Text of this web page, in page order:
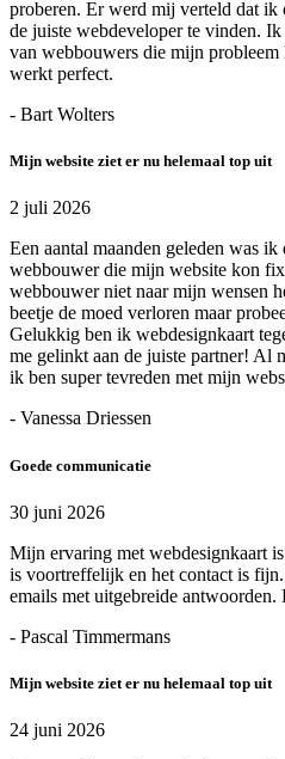
proberen. Er werd mij verteld dat
de juiste webdeveloper te vinden.
van webbouwers die mijn
werkt perfect.
- Bart Wolters
Mijn website ziet er nu helemaal top uit
2 juli 2026
Een aantal maanden geleden was
webbouwer die mijn website kon
webbouwer niet naar mijn wensen
beetje de moed verloren maar
Gelukkig ben ik webdesignkaart
me gelinkt aan de juiste partner! Al
ik ben super tevreden met mijn
- Vanessa Driessen
Goede communicatie
30 juni 2026
Mijn ervaring met webdesignkaart
is voortreffelijk en het contact is
emails met uitgebreide antwoorden.
- Pascal Timmermans
Mijn website ziet er nu helemaal top uit
24 juni 2026